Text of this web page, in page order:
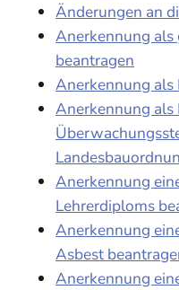
Änderungen an
Anerkennung
beantragen
Anerkennung als
Anerkennung
Anerkennung
Lehrerdiploms
Anerkennung
Asbest
Anerkennung